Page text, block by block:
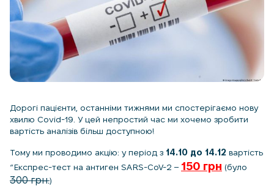
Дорогі пацієнти, останніми тижнями ми спостерігаємо нову
хвилю Covid-19. У цей непростий час ми хочемо зробити
вартість аналізів більш доступною!
Тому ми проводимо акцію: у період з 14.10 до 14.12 вартість
“Експрес-тест на антиген SARS-CoV-2 – 150 грн (було
300 грн.)